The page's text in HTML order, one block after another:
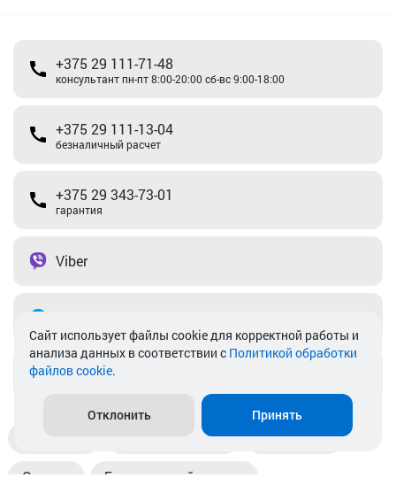
+375 29 111-71-48
консультант пн-пт 8:00-20:00 сб-вс 9:00-18:00
+375 29 111-13-04
безналичный расчет
+375 29 343-73-01
гарантия
Viber
info@akkamulik.by
Пункты выдачи Магазины
Оплата Безналичный расчет
Cайт использует файлы cookie для корректной работы и
анализа данных в соответствии с Политикой обработки
файлов cookie.
Отклонить Принять